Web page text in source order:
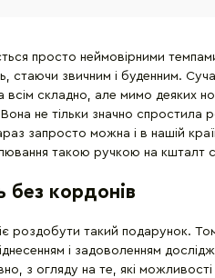
просто неймовірними
стаючи звичним і буденним.
складно, але мимо деяких
не тільки значно
запросто можна і в нашій
такою ручкою на кшталт
без кордонів
роздобути такий подарунок.
і задоволенням
з огляду на те, які